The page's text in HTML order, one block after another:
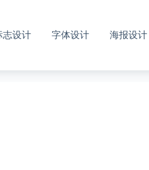
志设计 字体设计 海报设计